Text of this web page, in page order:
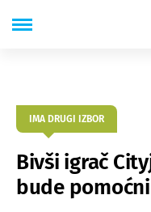
IMA DRUGI IZBOR
Bivši igrač
bude